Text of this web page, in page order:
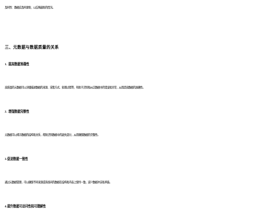
及时性：数据应及时更新，以反映最新的情况。
三、元数据与数据质量的关系
1. 提高数据准确性
高质量的元数据可以详细描述数据的来源、采集方式、处理过程等，有助于识别和纠正数据中的错误和异常，从而提高数据的准确性。
2. 增强数据完整性
元数据可以揭示数据的结构和关系，帮助识别数据中的缺失部分，从而确保数据的完整性。
3.促进数据一致性
通过元数据管理，可以确保不同来源或系统间的数据在结构和内容上保持一致，减少数据冲突和矛盾。
4.提升数据可访问性和可理解性